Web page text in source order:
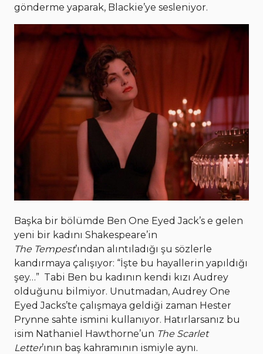
gönderme yaparak, Blackie’ye sesleniyor.
Başka bir bölümde Ben One Eyed Jack’s e gelen
yeni bir kadını Shakespeare’in
The Tempest’ından alıntıladığı şu sözlerle
kandırmaya çalışıyor: “İşte bu hayallerin yapıldığı
şey…” Tabi Ben bu kadının kendi kızı Audrey
olduğunu bilmiyor. Unutmadan, Audrey One
Eyed Jacks’te çalışmaya geldiği zaman Hester
Prynne sahte ismini kullanıyor. Hatırlarsanız bu
isim Nathaniel Hawthorne’un The Scarlet
Letter’ının baş kahramının ismiyle aynı.